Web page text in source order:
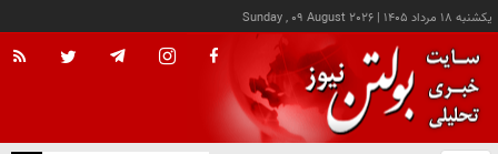
يکشنبه ۱۸ مرداد ۱۴۰۵ |
Sunday , 09 August 2026